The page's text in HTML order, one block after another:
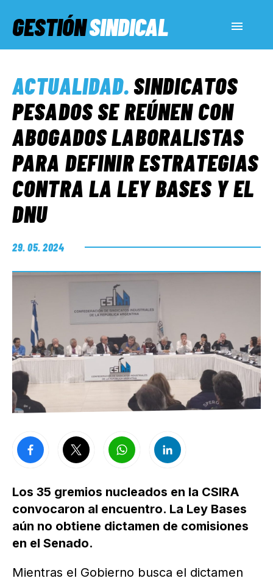
GESTIÓNSINDICAL
SERVICIOS SOCIALES
INFORMES ESPECIALES
FUERA DE MEGÁFONO
ACTUALIDAD.SINDICATOS
PESADOS SE REÚNEN CON
ABOGADOS LABORALISTAS
PARA DEFINIR ESTRATEGIAS
CONTRA LA LEY BASES Y EL
DNU
29. 05. 2024
Los 35 gremios nucleados en la CSIRA
convocaron al encuentro. La Ley Bases
aún no obtiene dictamen de comisiones
en el Senado.
Mientras el Gobierno busca el dictamen